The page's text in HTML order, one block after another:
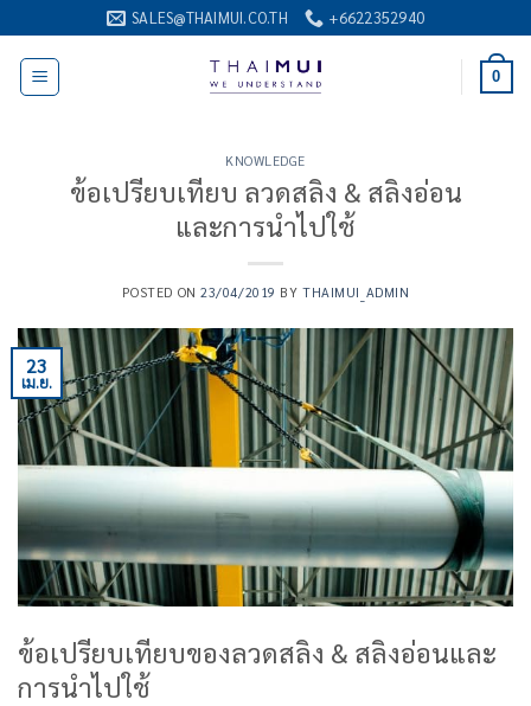
ไป
เนื้อหา
SALES@THAIMUI.CO.TH +6622352940
0
KNOWLEDGE
ข้อเปรียบเทียบ ลวดสลิง & สลิงอ่อน
และการนำไปใช้
POSTED ON23/04/2019 BYTHAIMUI_ADMIN
23
เม.ย.
ข้อเปรียบเทียบของลวดสลิง & สลิงอ่อนและ
การนำไปใช้